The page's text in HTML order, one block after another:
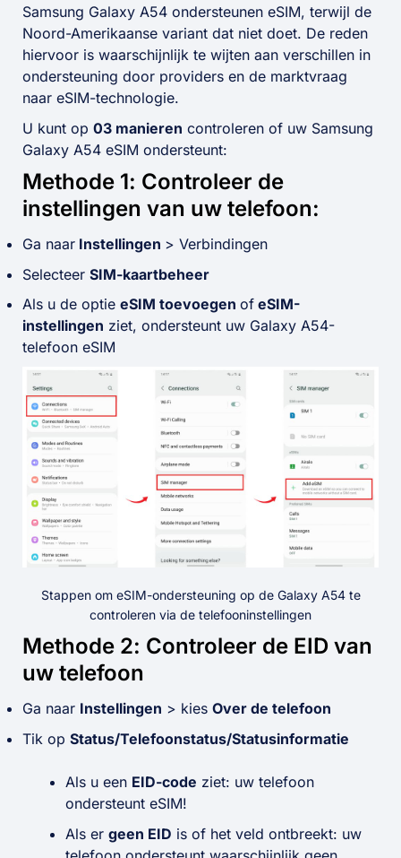
Samsung Galaxy A54 ondersteunen eSIM, terwijl de
Noord-Amerikaanse variant dat niet doet. De reden
hiervoor is waarschijnlijk te wijten aan verschillen in
ondersteuning door providers en de marktvraag
naar eSIM-technologie.
U kunt op 03 manieren controleren of uw Samsung
Galaxy A54 eSIM ondersteunt:
Methode 1: Controleer de
instellingen van uw telefoon:
Ga naar Instellingen > Verbindingen
Selecteer SIM-kaartbeheer
Als u de optie eSIM toevoegen of eSIM-
instellingen ziet, ondersteunt uw Galaxy A54-
telefoon eSIM
Stappen om eSIM-ondersteuning op de Galaxy A54 te
controleren via de telefooninstellingen
Methode 2: Controleer de EID van
uw telefoon
Ga naar Instellingen > kies Over de telefoon
Tik op Status/Telefoonstatus/Statusinformatie
Als u een EID-code ziet: uw telefoon
ondersteunt eSIM!
Als er geen EID is of het veld ontbreekt: uw